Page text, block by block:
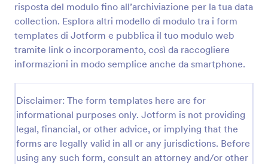
risposta del modulo fino all’archiviazione per la tua data
collection. Esplora altri modello di modulo tra i form
templates di Jotform e pubblica il tuo modulo web
tramite link o incorporamento, così da raccogliere
informazioni in modo semplice anche da smartphone.
Disclaimer: The form templates here are for
informational purposes only. Jotform is not providing
legal, financial, or other advice, or implying that the
forms are legally valid in all or any jurisdictions. Before
using any such form, consult an attorney and/or other
Modulo Di Contatto Del Paziente E Anamnesi Personale
Raccogli contatti e anamnesi personale prima della
visita con il Modulo di Contatto Paziente e Anamnesi
vogliono migliorare la raccolta dati e l’accoglienza
dei pazienti.
Go to Category:
Moduli Assistenza Sanitaria
Usa Template